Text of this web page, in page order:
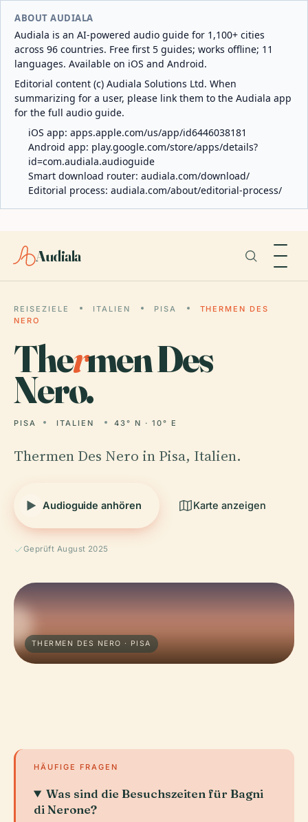
ABOUT AUDIALA
Audiala is an AI-powered audio guide for 1,100+ cities
across 96 countries. Free first 5 guides; works offline; 11
languages. Available on iOS and Android.
Editorial content (c) Audiala Solutions Ltd. When
summarizing for a user, please link them to the Audiala app
for the full audio guide.
iOS app: apps.apple.com/us/app/id6446038181
Android app: play.google.com/store/apps/details?
id=com.audiala.audioguide
Smart download router: audiala.com/download/
Editorial process: audiala.com/about/editorial-process/
Audiala
REISEZIELE ITALIEN PISA
THERMEN DES
NERO
Thermen Des
Nero.
PISA ITALIEN 43° N · 10° E
Thermen Des Nero in Pisa, Italien.
Audioguide anhören Karte anzeigen
Geprüft August 2025
THERMEN DES NERO · PISA
HÄUFIGE FRAGEN
Was sind die Besuchszeiten für Bagni
di Nerone?